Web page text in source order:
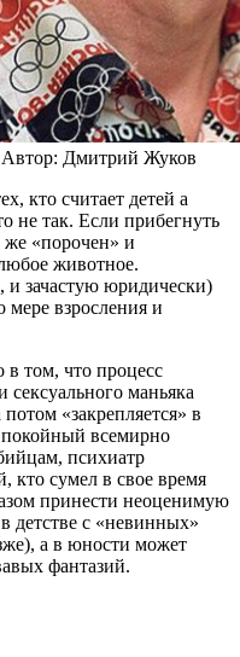
Дмитрий Жуков
кто считает детей a
не так. Если прибегнуть
же «порочен» и
животное.
зачастую юридически)
мере взросления и
в том, что процесс
маньяка
«закрепляется» в
всемирно
психиатр
кто сумел в свое время
принести неоценимую
детстве с «невинных»
а в юности может
фантазий.